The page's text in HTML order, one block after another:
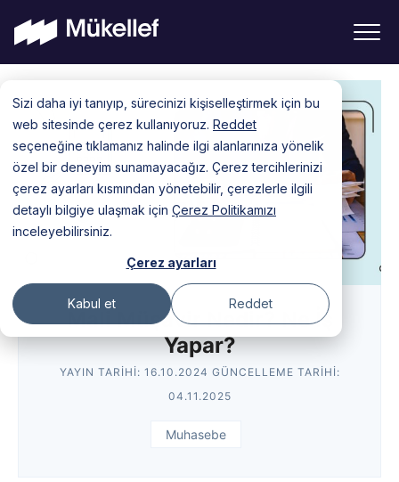
Sizi daha iyi tanıyıp, sürecinizi kişiselleştirmek için bu
web sitesinde çerez kullanıyoruz. Reddet
seçeneğine tıklamanız halinde ilgi alanlarınıza yönelik
özel bir deneyim sunamayacağız. Çerez tercihlerinizi
çerez ayarları kısmından yönetebilir, çerezlerle ilgili
detaylı bilgiye ulaşmak için Çerez Politikamızı
inceleyebilirsiniz.
Çerez ayarları
Kabul et Reddet
content
Mali Müşavir Nedir? Ne İş
Yapar?
YAYIN TARIHI: 16.10.2024 GÜNCELLEME TARIHI:
04.11.2025
Muhasebe